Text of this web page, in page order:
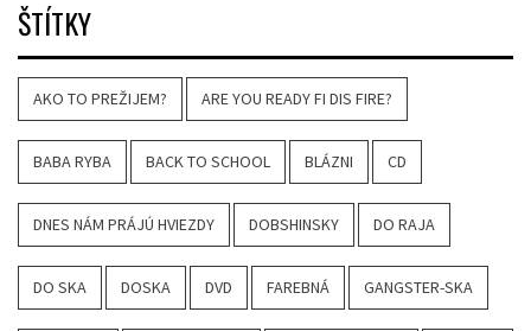
ŠTÍTKY
AKO TO PREŽIJEM? ARE YOU READY FI DIS FIRE?
BABA RYBA BACK TO SCHOOL BLÁZNI CD
DNES NÁM PRÁJÚ HVIEZDY DOBSHINSKY DO RAJA
DO SKA DOSKA DVD FAREBNÁ GANGSTER-SKA